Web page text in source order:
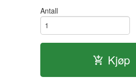
Antall
Kjøp